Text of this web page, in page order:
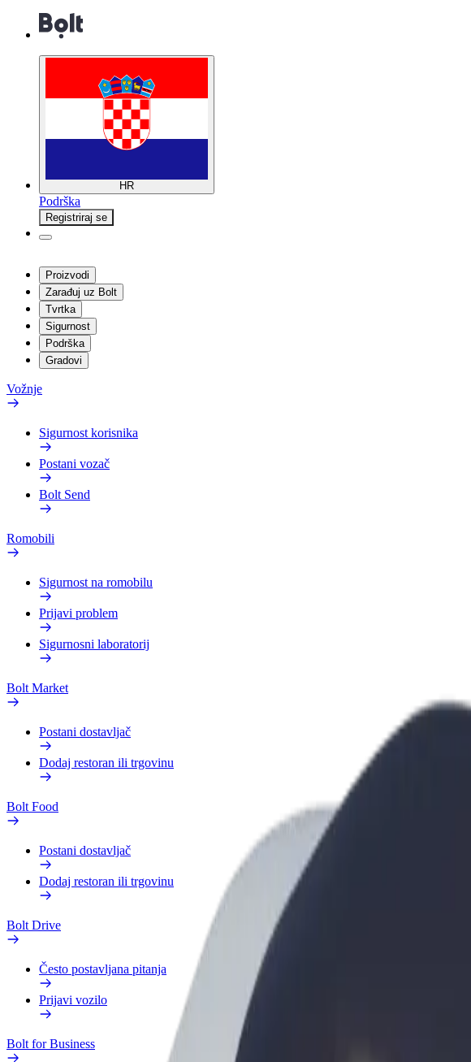
HR
Podrška
Registriraj se
Proizvodi
Zarađuj uz Bolt
Tvrtka
Sigurnost
Podrška
Gradovi
Vožnje
Sigurnost korisnika
Postani vozač
Bolt Send
Romobili
Sigurnost na romobilu
Prijavi problem
Sigurnosni laboratorij
Bolt Market
Postani dostavljač
Dodaj restoran ili trgovinu
Bolt Food
Postani dostavljač
Dodaj restoran ili trgovinu
Bolt Drive
Često postavljana pitanja
Prijavi vozilo
Bolt for Business